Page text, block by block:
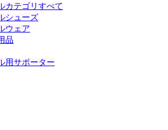
カテゴリすべて
シューズ
ウェア
品
用サポーター